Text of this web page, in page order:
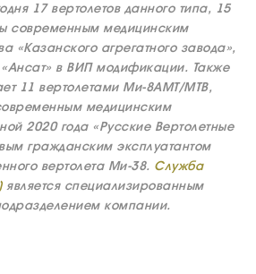
17 вертолетов данного типа, 15
современным медицинским
«Казанского агрегатного завода»,
«Ансат» в ВИП модификации. Также
11 вертолетами Ми-8АМТ/МТВ,
медицинским
2020 года «Русские Вертолетные
гражданским эксплуатантом
вертолета Ми-38. Служба
является специализированным
компании.